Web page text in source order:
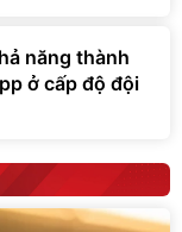
năng thành
ở cấp độ đội